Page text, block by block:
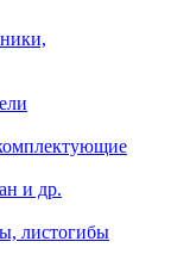
и др.
листогибы